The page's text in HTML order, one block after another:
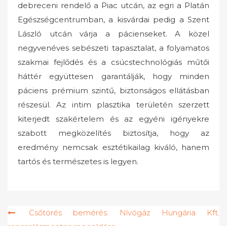
debreceni rendelő a Piac utcán, az egri a Platán
Egészségcentrumban, a kisvárdai pedig a Szent
László utcán várja a pácienseket. A közel
negyvenéves sebészeti tapasztalat, a folyamatos
szakmai fejlődés és a csúcstechnológiás műtői
háttér együttesen garantálják, hogy minden
páciens prémium szintű, biztonságos ellátásban
részesül. Az intim plasztika területén szerzett
kiterjedt szakértelem és az egyéni igényekre
szabott megközelítés biztosítja, hogy az
eredmény nemcsak esztétikailag kiváló, hanem
tartós és természetes is legyen.
Bejegyzés
Csőtörés bemérés: Nívógáz Hungária Kft.